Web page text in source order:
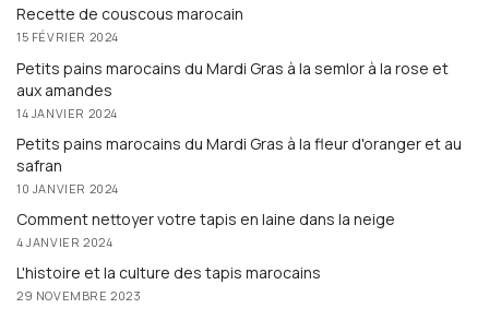
Recette de couscous marocain
15 FÉVRIER 2024
Petits pains marocains du Mardi Gras à la semlor à la rose et
aux amandes
14 JANVIER 2024
Petits pains marocains du Mardi Gras à la fleur d'oranger et au
safran
10 JANVIER 2024
Comment nettoyer votre tapis en laine dans la neige
4 JANVIER 2024
L'histoire et la culture des tapis marocains
29 NOVEMBRE 2023